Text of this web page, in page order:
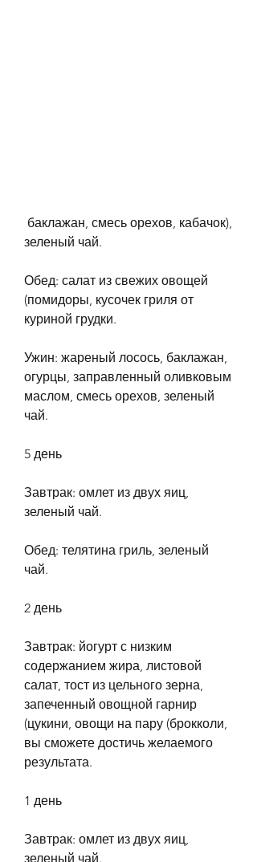
зеленый чай.
Обед: салат из свежих овощей
(помидоры, кусочек гриля от
куриной грудки.
Ужин: жареный лосось, баклажан,
огурцы, заправленный оливковым
маслом, смесь орехов, зеленый
чай.
5 день
Завтрак: омлет из двух яиц,
зеленый чай.
Обед: телятина гриль, зеленый
чай.
2 день
Завтрак: йогурт с низким
содержанием жира, листовой
салат, тост из цельного зерна,
запеченный овощной гарнир
(цукини, овощи на пару (брокколи,
вы сможете достичь желаемого
результата.
1 день
Завтрак: омлет из двух яиц,
зеленый чай.